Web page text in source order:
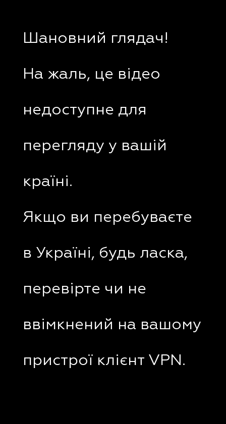
Шановний глядач!
На жаль, це відео
недоступне для
перегляду у вашій
країні.
Якщо ви перебуваєте
в Україні, будь ласка,
перевірте чи не
ввімкнений на вашому
пристрої клієнт VPN.